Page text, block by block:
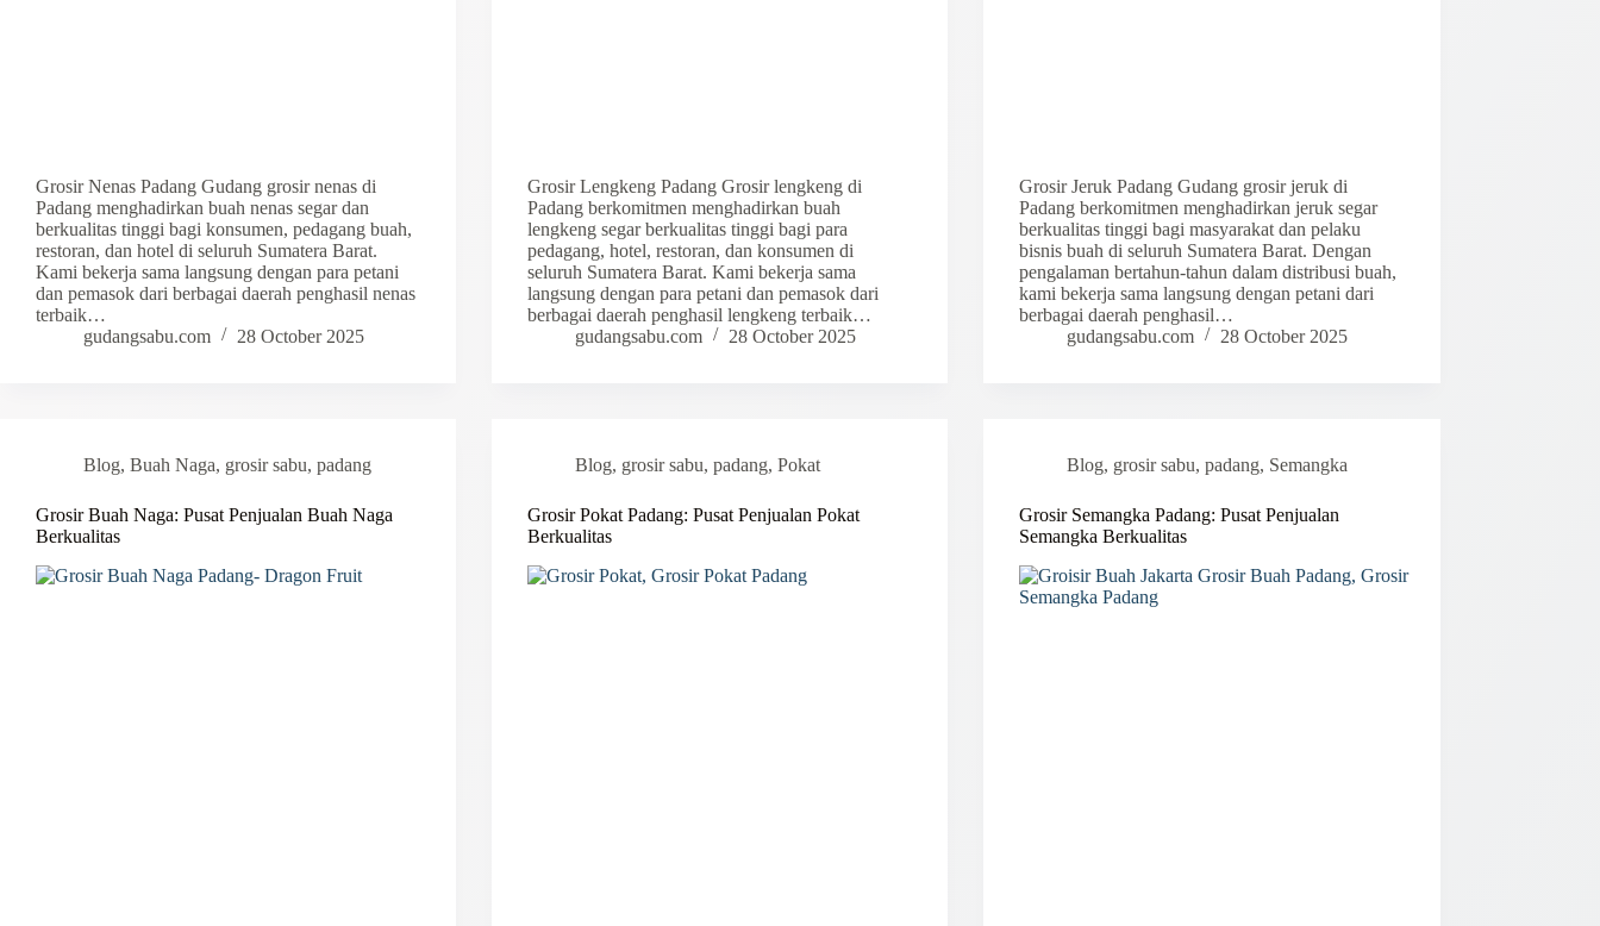
Grosir Nenas Padang Gudang grosir nenas di
Padang menghadirkan buah nenas segar dan
berkualitas tinggi bagi konsumen, pedagang buah,
restoran, dan hotel di seluruh Sumatera Barat.
Kami bekerja sama langsung dengan para petani
dan pemasok dari berbagai daerah penghasil nenas
terbaik…
gudangsabu.com
28 October 2025
Grosir Lengkeng Padang Grosir lengkeng di
Padang berkomitmen menghadirkan buah
lengkeng segar berkualitas tinggi bagi para
pedagang, hotel, restoran, dan konsumen di
seluruh Sumatera Barat. Kami bekerja sama
langsung dengan para petani dan pemasok dari
berbagai daerah penghasil lengkeng terbaik…
gudangsabu.com
28 October 2025
Grosir Jeruk Padang Gudang grosir jeruk di
Padang berkomitmen menghadirkan jeruk segar
berkualitas tinggi bagi masyarakat dan pelaku
bisnis buah di seluruh Sumatera Barat. Dengan
pengalaman bertahun-tahun dalam distribusi buah,
kami bekerja sama langsung dengan petani dari
berbagai daerah penghasil…
gudangsabu.com
28 October 2025
Blog, Buah Naga, grosir sabu, padang
Grosir Buah Naga: Pusat Penjualan Buah Naga
Berkualitas
Blog, grosir sabu,padang,Pokat
Grosir Pokat Padang: Pusat Penjualan Pokat
Berkualitas
Blog, grosir sabu,padang, Semangka
Grosir Semangka Padang: Pusat Penjualan
Semangka Berkualitas